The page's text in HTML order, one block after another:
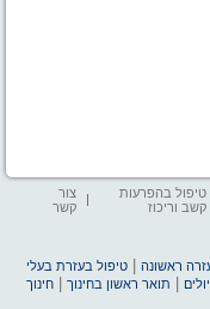
טיפול בהפרעות
קשב וריכוז
צור
קשר
ראשונה |טיפול בעזרת בעלי
תואר ראשון בחינוך |חינוך